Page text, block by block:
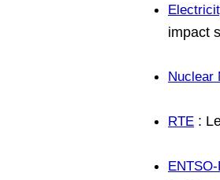
impact
Nuclear
RTE :